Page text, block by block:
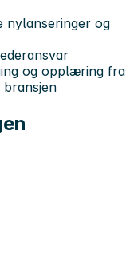
nylanseringer og
og opplæring fra